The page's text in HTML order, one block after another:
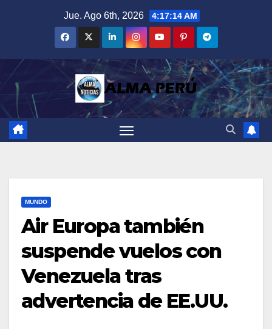
Jue. Ago 6th, 2026 4:17:15 AM
MUNDO
Air Europa también
suspende vuelos con
Venezuela tras
advertencia de EE.UU.